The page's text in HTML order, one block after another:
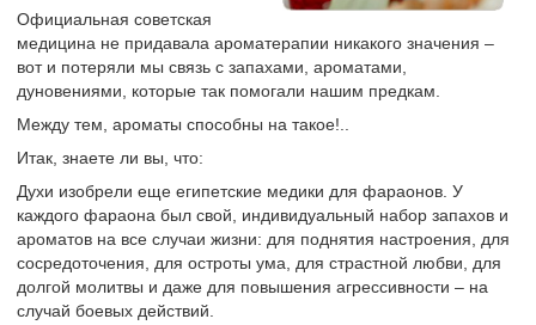
Официальная советская
медицина не придавала ароматерапии никакого значения –
вот и потеряли мы связь с запахами, ароматами,
дуновениями, которые так помогали нашим предкам.
Между тем, ароматы способны на такое!..
Итак, знаете ли вы, что:
Духи изобрели еще египетские медики для фараонов. У
каждого фараона был свой, индивидуальный набор запахов и
ароматов на все случаи жизни: для поднятия настроения, для
сосредоточения, для остроты ума, для страстной любви, для
долгой молитвы и даже для повышения агрессивности – на
случай боевых действий.